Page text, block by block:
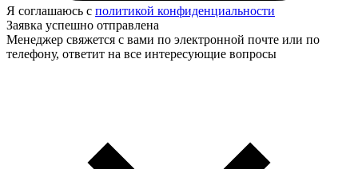
Я соглашаюсь с политикой конфиденциальности
Заявка успешно отправлена
Менеджер свяжется с вами по электронной почте или по
телефону, ответит на все интересующие вопросы